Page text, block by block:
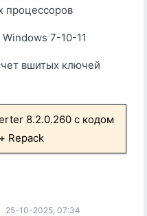
процессоров
7-10-11
вшитых ключей
8.2.0.260 с кодом
Repack
25-10-2025, 07:34